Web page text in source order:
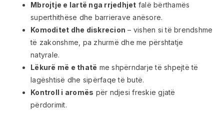
Mbrojtje e lartë nga rrjedhjet falë bërthamës
superthithëse dhe barrierave anësore.
Komoditet dhe diskrecion – vishen si të brendshme
të zakonshme, pa zhurmë dhe me përshtatje
natyrale.
Lëkurë më e thatë me shpërndarje të shpejtë të
lagështisë dhe sipërfaqe të butë.
Kontroll i aromës për ndjesi freskie gjatë
përdorimit.